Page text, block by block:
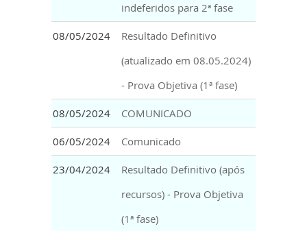
indeferidos para 2ª fase
08/05/2024
Resultado Definitivo
(atualizado em 08.05.2024)
- Prova Objetiva (1ª fase)
08/05/2024 COMUNICADO
06/05/2024 Comunicado
23/04/2024
Resultado Definitivo (após
recursos) - Prova Objetiva
(1ª fase)